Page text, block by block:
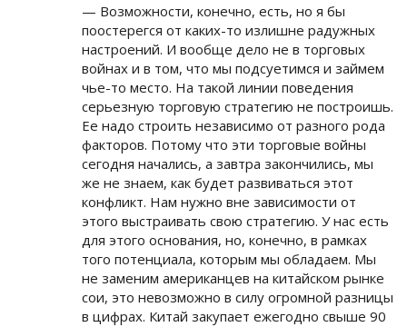
— Возможности, конечно, есть, но я бы
поостерегся от каких-то излишне радужных
настроений. И вообще дело не в торговых
войнах и в том, что мы подсуетимся и займем
чье-то место. На такой линии поведения
серьезную торговую стратегию не построишь.
Ее надо строить независимо от разного рода
факторов. Потому что эти торговые войны
сегодня начались, а завтра закончились, мы
же не знаем, как будет развиваться этот
конфликт. Нам нужно вне зависимости от
этого выстраивать свою стратегию. У нас есть
для этого основания, но, конечно, в рамках
того потенциала, которым мы обладаем. Мы
не заменим американцев на китайском рынке
сои, это невозможно в силу огромной разницы
в цифрах. Китай закупает ежегодно свыше 90